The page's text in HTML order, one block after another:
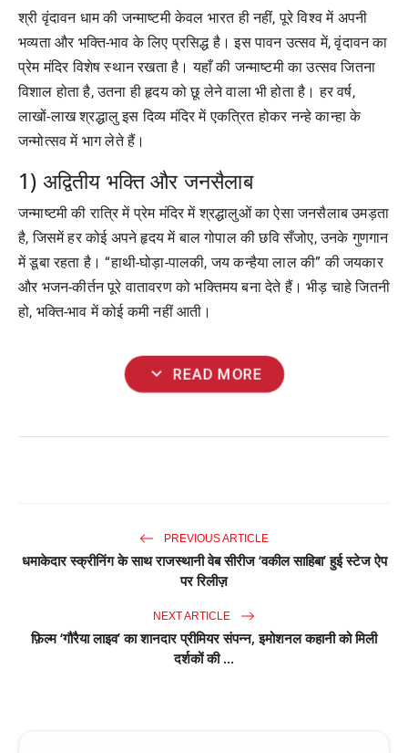
श्री वृंदावन धाम की जन्माष्टमी केवल भारत ही नहीं, पूरे विश्व में अपनी
भव्यता और भक्ति-भाव के लिए प्रसिद्ध है। इस पावन उत्सव में, वृंदावन का
प्रेम मंदिर विशेष स्थान रखता है। यहाँ की जन्माष्टमी का उत्सव जितना
विशाल होता है, उतना ही हृदय को छू लेने वाला भी होता है। हर वर्ष,
लाखों-लाख श्रद्धालु इस दिव्य मंदिर में एकत्रित होकर नन्हे कान्हा के
जन्मोत्सव में भाग लेते हैं।
1) अद्वितीय भक्ति और जनसैलाब
जन्माष्टमी की रात्रि में प्रेम मंदिर में श्रद्धालुओं का ऐसा जनसैलाब उमड़ता
है, जिसमें हर कोई अपने हृदय में बाल गोपाल की छवि सँजोए, उनके गुणगान
में डूबा रहता है। “हाथी-घोड़ा-पालकी, जय कन्हैया लाल की” की जयकार
और भजन-कीर्तन पूरे वातावरण को भक्तिमय बना देते हैं। भीड़ चाहे जितनी
हो, भक्ति-भाव में कोई कमी नहीं आती।
expand_more READ MORE
PREVIOUS ARTICLE
धमाकेदार स्क्रीनिंग के साथ राजस्थानी वेब सीरीज ‘वकील साहिबा’ हुई स्टेज ऐप
पर रिलीज़
NEXT ARTICLE
फ़िल्म ‘गौरैया लाइव’ का शानदार प्रीमियर संपन्न, इमोशनल कहानी को मिली
दर्शकों की ...